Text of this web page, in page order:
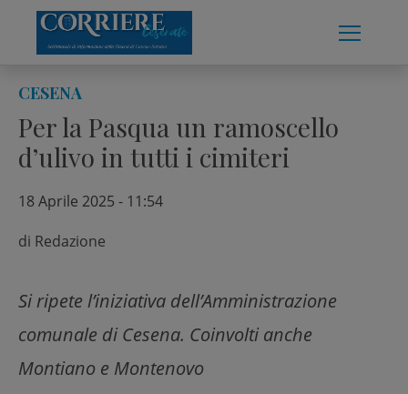
content
CESENA
Per la Pasqua un ramoscello
d’ulivo in tutti i cimiteri
18 Aprile 2025 - 11:54
di Redazione
Si ripete l’iniziativa dell’Amministrazione
comunale di Cesena. Coinvolti anche
Montiano e Montenovo